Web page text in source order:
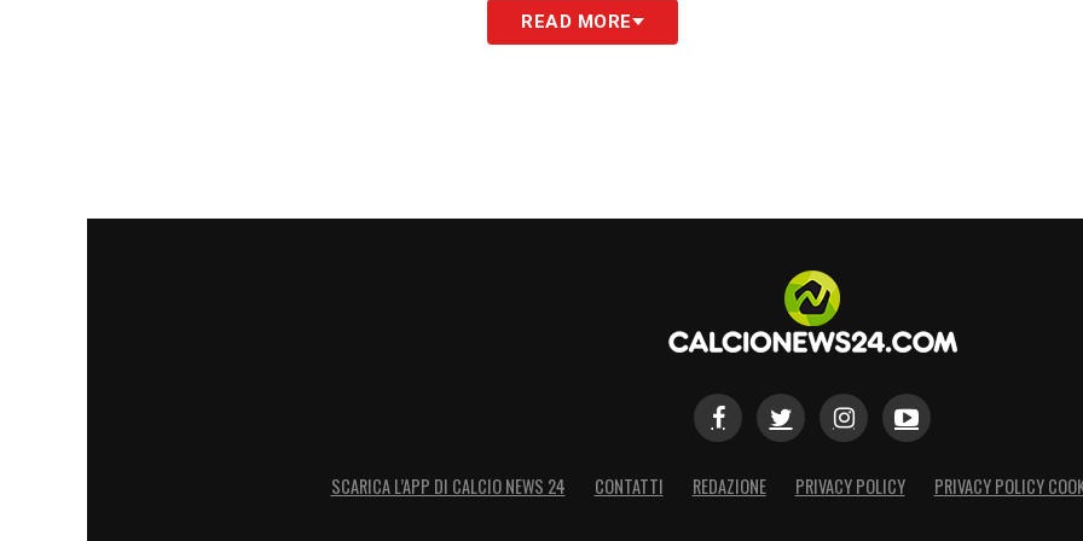
READ MORE
SCARICA L’APP DI CALCIO NEWS 24 CONTATTI REDAZIONE PRIVACY POLICY PRIVACY POLICY